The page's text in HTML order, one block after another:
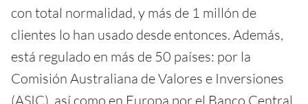
con total normalidad, y más de 1 millón de
clientes lo han usado desde entonces. Además,
está regulado en más de 50 países: por la
Comisión Australiana de Valores e Inversiones
(ASIC), así como en Europa por el Banco Central